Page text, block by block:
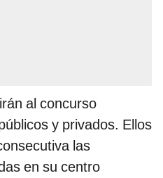
al concurso
y privados. Ellos
las
en su centro